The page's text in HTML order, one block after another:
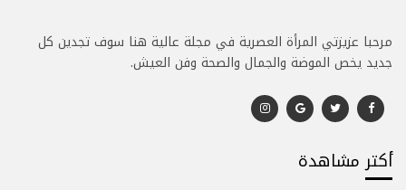
مرحبا عزيزتي المرأة العصرية في مجلة عالية هنا سوف تجدين كل
جديد يخص الموضة والجمال والصحة وفن العيش.
أكتر مشاهدة